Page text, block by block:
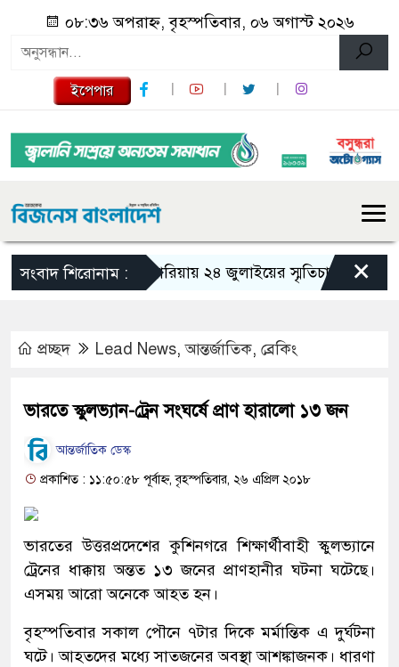
০৮:৩৬ অপরাহ্ন, বৃহস্পতিবার, ০৬ অগাস্ট ২০২৬
ইপেপার
সংবাদ শিরোনাম :গজারিয়ায় ২৪ জুলাইয়ের স্মৃতিচারণ: গুমের×
প্রচ্ছদ Lead News,আন্তর্জাতিক, ব্রেকিং
ভারতে স্কুলভ্যান-ট্রেন সংঘর্ষে প্রাণ হারালো ১৩ জন
আন্তর্জাতিক ডেস্ক
প্রকাশিত : ১১:৫০:৫৮ পূর্বাহ্ন, বৃহস্পতিবার, ২৬ এপ্রিল ২০১৮
ভারতের উত্তরপ্রদেশের কুশিনগরে শিক্ষার্থীবাহী স্কুলভ্যানে
ট্রেনের ধাক্কায় অন্তত ১৩ জনের প্রাণহানীর ঘটনা ঘটেছে।
এসময় আরো অনেকে আহত হন।
বৃহস্পতিবার সকাল পৌনে ৭টার দিকে মর্মান্তিক এ দুর্ঘটনা
ঘটে। আহতদের মধ্যে সাতজনের অবস্থা আশঙ্কাজনক। ধারণা